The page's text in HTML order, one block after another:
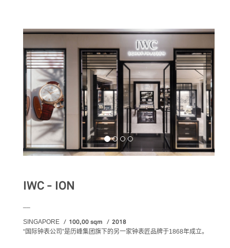
IWC - ION
SINGAPORE 100,00 sqm 2018
“国际钟表公司”是历峰集团旗下的另一家钟表匠品牌于1868年成立。